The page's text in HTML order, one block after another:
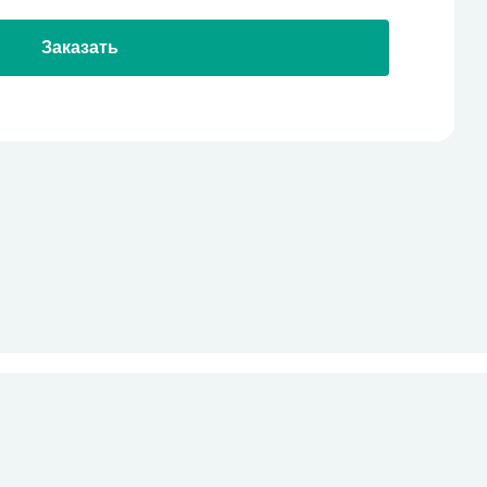
Заказать